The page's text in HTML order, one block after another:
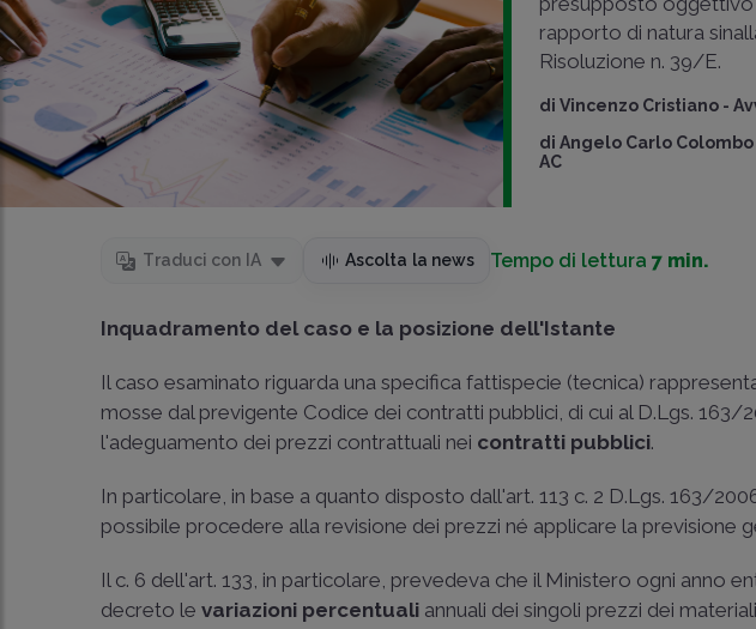
rapporto di natura
Risoluzione n. 39/E.
diVincenzo Cristiano -
diAngelo Carlo Colombo
AC
Traduci con IA Ascolta la news Tempo di lettura7 min.
Inquadramento del caso e la posizione dell'Istante
Il caso esaminato riguarda una specifica fattispecie (tecnica)
mosse dal previgente Codice dei contratti pubblici, di cui al D.Lgs. 163/
l'adeguamento dei prezzi contrattuali nei contratti pubblici.
In particolare, in base a quanto disposto dall'art. 113 c. 2 D.Lgs. 163/
possibile procedere alla revisione dei prezzi né applicare la previsione
Il c. 6 dell'art. 133, in particolare, prevedeva che il Ministero ogni anno
decreto levariazioni percentuali annuali dei singoli prezzi dei